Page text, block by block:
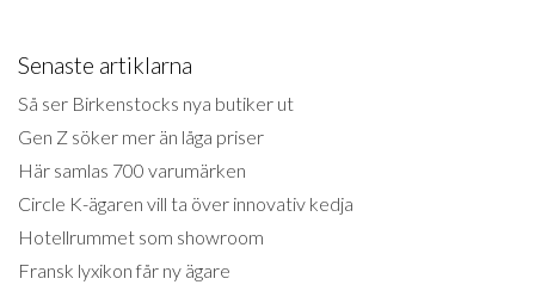
Senaste artiklarna
Så ser Birkenstocks nya butiker ut
Gen Z söker mer än låga priser
Här samlas 700 varumärken
Circle K-ägaren vill ta över innovativ kedja
Hotellrummet som showroom
Fransk lyxikon får ny ägare